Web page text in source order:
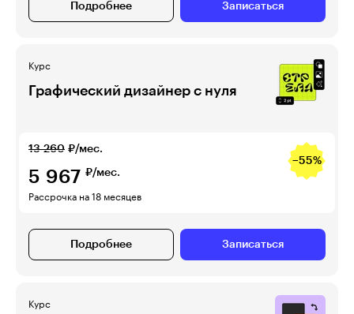
Подробнее Записаться
Курс
Графический дизайнер с нуля
13 260 ₽/мес.
−55%
5 967 ₽/мес.
Рассрочка на 18 месяцев
Подробнее Записаться
Курс